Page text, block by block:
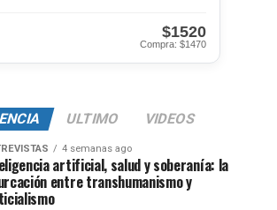
$1520
Compra: $1470
ULTIMO VIDEOS
4 semanas ago
artificial, salud y soberanía: la
entre transhumanismo y